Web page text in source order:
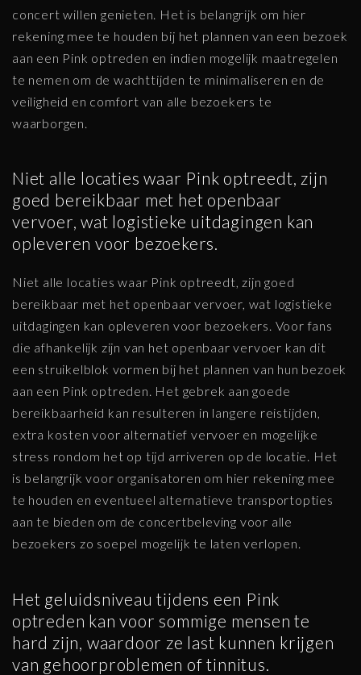
concert willen genieten. Het is belangrijk om hier
rekening mee te houden bij het plannen van een bezoek
aan een Pink optreden en indien mogelijk maatregelen
te nemen om de wachttijden te minimaliseren en de
veiligheid en comfort van alle bezoekers te
waarborgen.
Niet alle locaties waar Pink optreedt, zijn
goed bereikbaar met het openbaar
vervoer, wat logistieke uitdagingen kan
opleveren voor bezoekers.
Niet alle locaties waar Pink optreedt, zijn goed
bereikbaar met het openbaar vervoer, wat logistieke
uitdagingen kan opleveren voor bezoekers. Voor fans
die afhankelijk zijn van het openbaar vervoer kan dit
een struikelblok vormen bij het plannen van hun bezoek
aan een Pink optreden. Het gebrek aan goede
bereikbaarheid kan resulteren in langere reistijden,
extra kosten voor alternatief vervoer en mogelijke
stress rondom het op tijd arriveren op de locatie. Het
is belangrijk voor organisatoren om hier rekening mee
te houden en eventueel alternatieve transportopties
aan te bieden om de concertbeleving voor alle
bezoekers zo soepel mogelijk te laten verlopen.
Het geluidsniveau tijdens een Pink
optreden kan voor sommige mensen te
hard zijn, waardoor ze last kunnen krijgen
van gehoorproblemen of tinnitus.